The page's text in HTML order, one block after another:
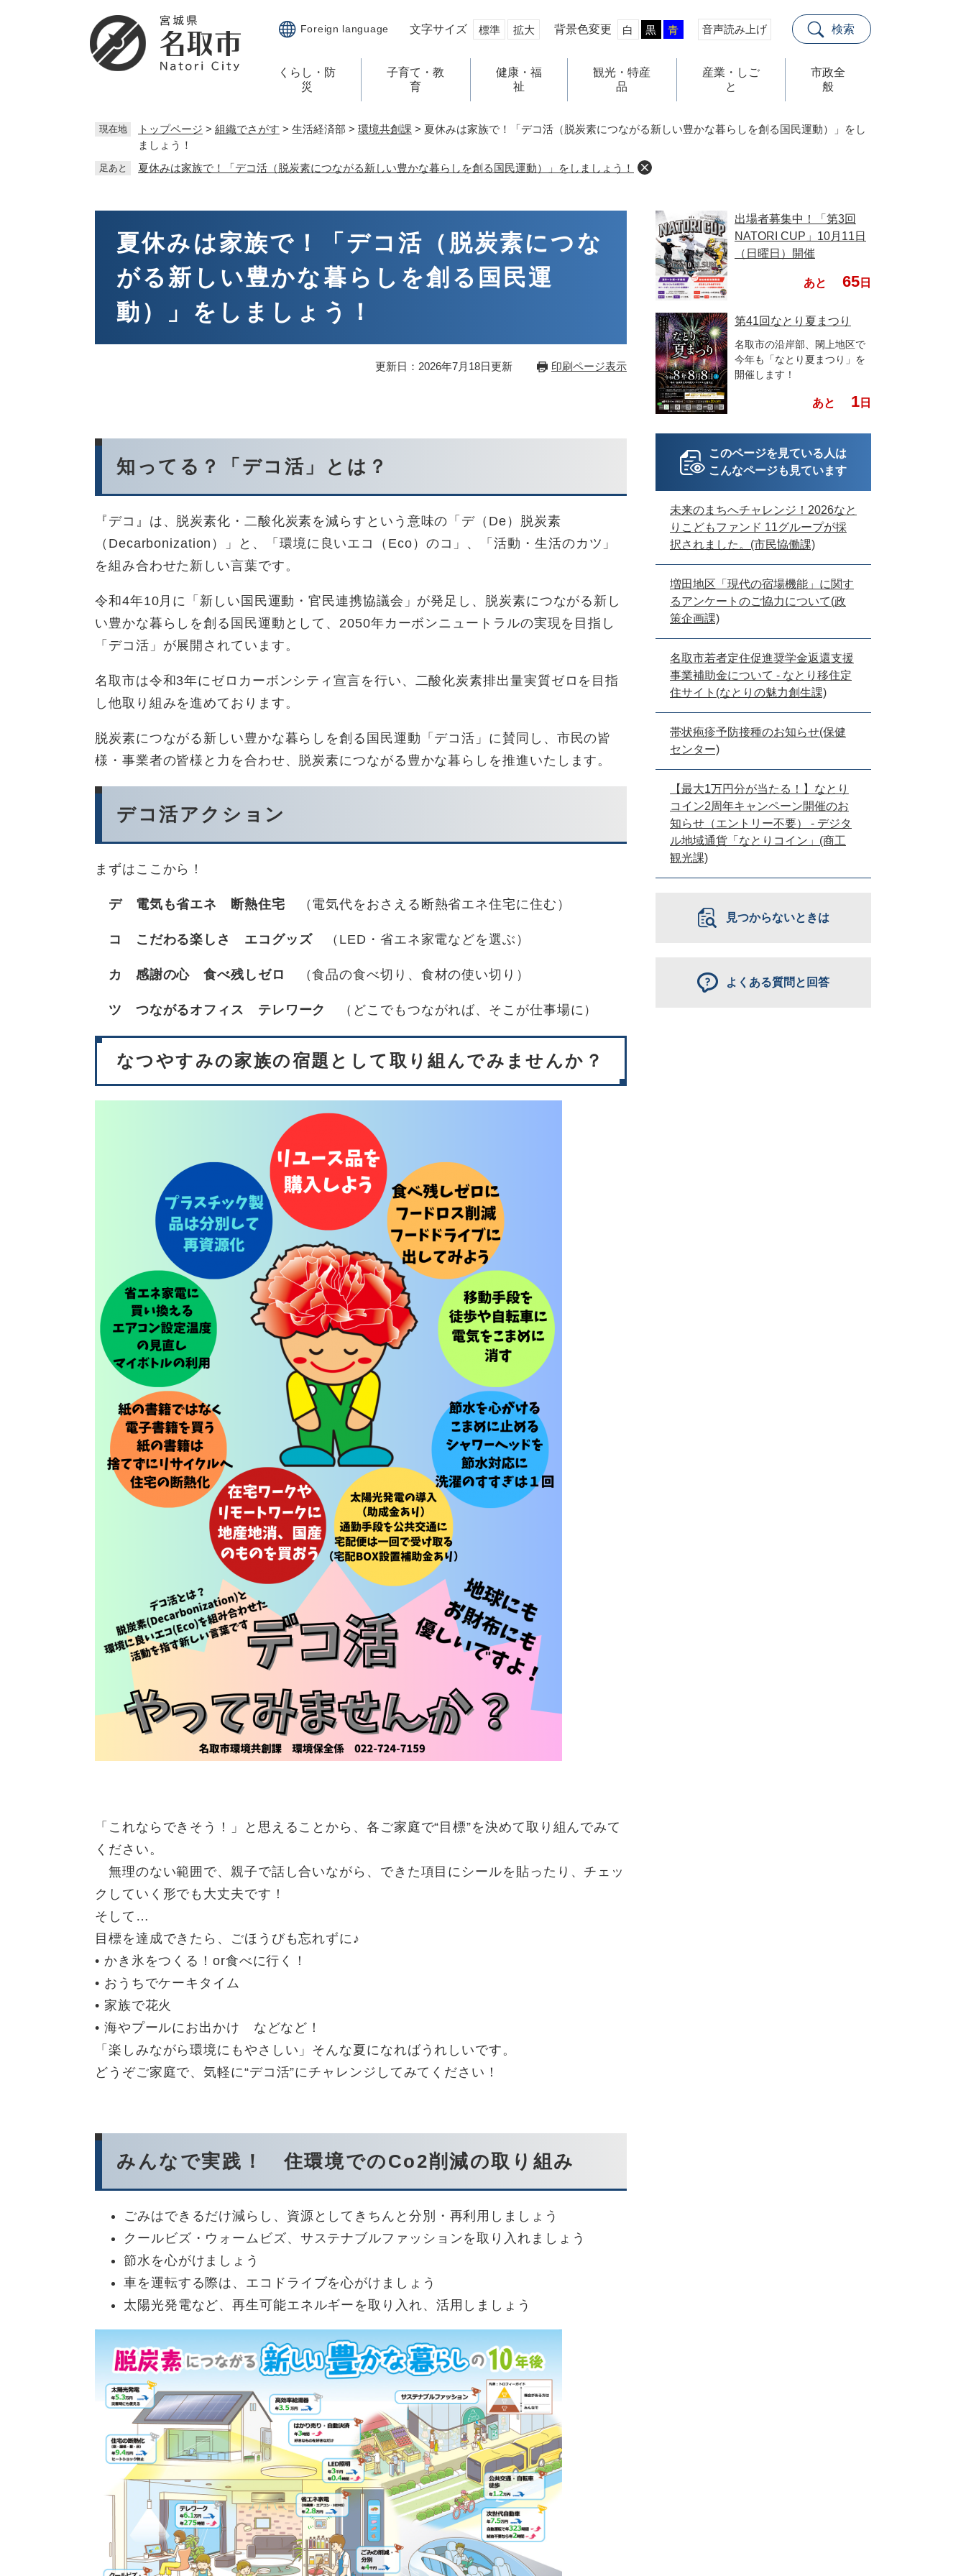
Foreign language 文字サイズ 標準 拡大 背景色変更 白 黒 青 音声読み上げ 検索
くらし・防
災
子育て・教
育
健康・福
祉
観光・特産
品
産業・しご
と
市政全
般
現在地 トップページ > 組織でさがす > 生活経済部 > 環境共創課 > 夏休みは家族で！「デコ活（脱炭素につながる新しい豊かな暮らしを創る国民運動）」をし
ましょう！
足あと 夏休みは家族で！「デコ活（脱炭素につながる新しい豊かな暮らしを創る国民運動）」をしましょう！
夏休みは家族で！「デコ活（脱炭素につな
がる新しい豊かな暮らしを創る国民運
動）」をしましょう！
更新日：2026年7月18日更新 印刷ページ表示
知ってる？「デコ活」とは？
『デコ』は、脱炭素化・二酸化炭素を減らすという意味の「デ（De）脱炭素
（Decarbonization）」と、「環境に良いエコ（Eco）のコ」、「活動・生活のカツ」
を組み合わせた新しい言葉です。
令和4年10月に「新しい国民運動・官民連携協議会」が発足し、脱炭素につながる新し
い豊かな暮らしを創る国民運動として、2050年カーボンニュートラルの実現を目指し
「デコ活」が展開されています。
名取市は令和3年にゼロカーボンシティ宣言を行い、二酸化炭素排出量実質ゼロを目指
し他取り組みを進めております。
脱炭素につながる新しい豊かな暮らしを創る国民運動「デコ活」に賛同し、市民の皆
様・事業者の皆様と力を合わせ、脱炭素につながる豊かな暮らしを推進いたします。
デコ活アクション
まずはここから！
デ 電気も省エネ 断熱住宅 （電気代をおさえる断熱省エネ住宅に住む）
コ こだわる楽しさ エコグッズ（LED・省エネ家電などを選ぶ）
カ 感謝の心 食べ残しゼロ （食品の食べ切り、食材の使い切り）
ツ つながるオフィス テレワーク （どこでもつながれば、そこが仕事場に）
なつやすみの家族の宿題として取り組んでみませんか？
「これならできそう！」と思えることから、各ご家庭で“目標”を決めて取り組んでみて
ください。
無理のない範囲で、親子で話し合いながら、できた項目にシールを貼ったり、チェッ
クしていく形でも大丈夫です！
そして…
目標を達成できたら、ごほうびも忘れずに♪
• かき氷をつくる！or食べに行く！
• おうちでケーキタイム
• 家族で花火
• 海やプールにお出かけ などなど！
「楽しみながら環境にもやさしい」そんな夏になればうれしいです。
どうぞご家庭で、気軽に“デコ活”にチャレンジしてみてください！
みんなで実践！ 住環境でのCo2削減の取り組み
ごみはできるだけ減らし、資源としてきちんと分別・再利用しましょう
クールビズ・ウォームビズ、サステナブルファッションを取り入れましょう
節水を心がけましょう
車を運転する際は、エコドライブを心がけましょう
太陽光発電など、再生可能エネルギーを取り入れ、活用しましょう
出場者募集中！「第3回
NATORI CUP」10月11日
（日曜日）開催
あと 65 日
第41回なとり夏まつり
名取市の沿岸部、閖上地区で
今年も「なとり夏まつり」を
開催します！
あと 1 日
このページを見ている人は
こんなページも見ています
未来のまちへチャレンジ！2026なと
りこどもファンド 11グループが採
択されました。(市民協働課)
増田地区「現代の宿場機能」に関す
るアンケートのご協力について(政
策企画課)
名取市若者定住促進奨学金返還支援
事業補助金について - なとり移住定
住サイト(なとりの魅力創生課)
帯状疱疹予防接種のお知らせ(保健
センター)
【最大1万円分が当たる！】なとり
コイン2周年キャンペーン開催のお
知らせ（エントリー不要） - デジタ
ル地域通貨「なとりコイン」(商工
観光課)
見つからないときは
よくある質問と回答